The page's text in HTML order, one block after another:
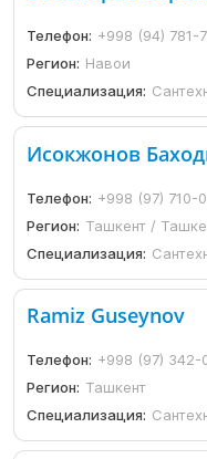
Телефон: +998 (94) 781-
Регион: Навои
Специализация:
Исокжонов
Телефон: +998 (97) 710-
Регион: Ташкент /
Специализация:
Ramiz Guseynov
Телефон: +998 (97) 342-
Регион: Ташкент
Специализация: